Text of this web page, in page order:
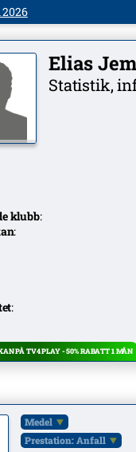
Elias
Statistik,
klubb:
:
:
PÅ TV4 PLAY - 50% RABATT 1 MÅN
Medel
Prestation: Anfall